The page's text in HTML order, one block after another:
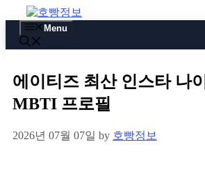
to
content
Menu
에이티즈 최산 인스타 나이
MBTI 프로필
2026년 07월 07일 by 호빵정보